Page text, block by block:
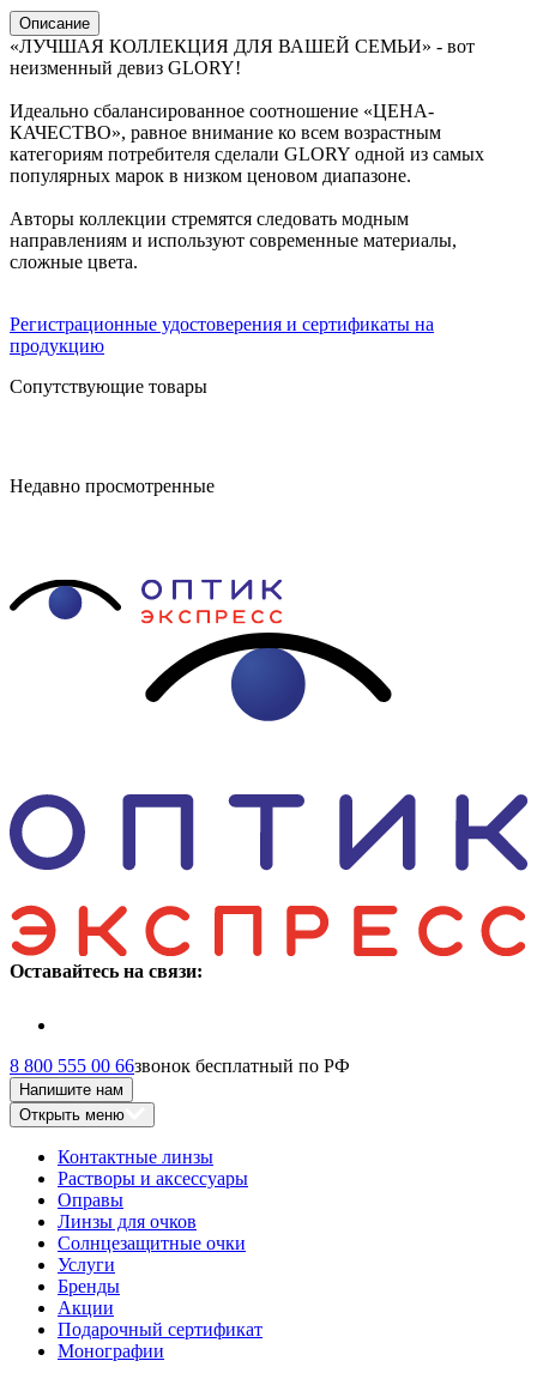
Описание
«ЛУЧШАЯ КОЛЛЕКЦИЯ ДЛЯ ВАШЕЙ СЕМЬИ» - вот
неизменный девиз GLORY!
Идеально сбалансированное соотношение «ЦЕНА-
КАЧЕСТВО», равное внимание ко всем возрастным
категориям потребителя сделали GLORY одной из самых
популярных марок в низком ценовом диапазоне.
Авторы коллекции стремятся следовать модным
направлениям и используют современные материалы,
сложные цвета.
Регистрационные удостоверения и сертификаты на
продукцию
Сопутствующие товары
Недавно просмотренные
Оставайтесь на связи:
8 800 555 00 66звонок бесплатный по РФ
Напишите нам
Открыть меню
Контактные линзы
Растворы и аксессуары
Оправы
Линзы для очков
Солнцезащитные очки
Услуги
Бренды
Акции
Подарочный сертификат
Монографии